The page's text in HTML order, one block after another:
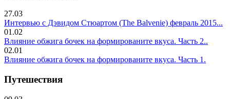
27.03
Интервью с Дэвидом Стюартом (The Balvenie) февраль 2015...
01.02
Влияние обжига бочек на формированите вкуса. Часть 2..
02.01
Влияние обжига бочек на формированите вкуса. Часть 1.
Путешествия